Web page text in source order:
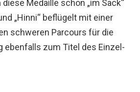
Medaille schon „im Sack“
„Hinni“ beflügelt mit einer
schweren Parcours für die
ebenfalls zum Titel des Einzel-